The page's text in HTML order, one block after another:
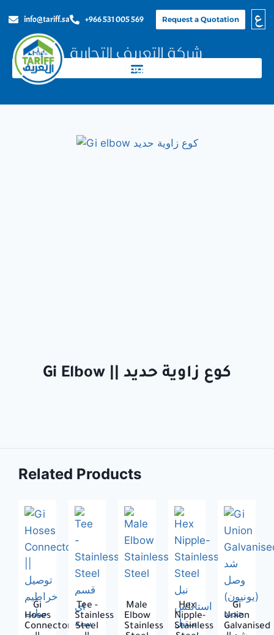
info@tariff.sa +966 531 005 569 Request a Quotation ع
Gi Elbow || كوع زاوية حديد
Related Products
Gi
Hoses
Connector
Tee -
Stainless
Steel
Male
Elbow
Stainless
Hex
Nipple-
Stainless
Gi
Union
Galvanised